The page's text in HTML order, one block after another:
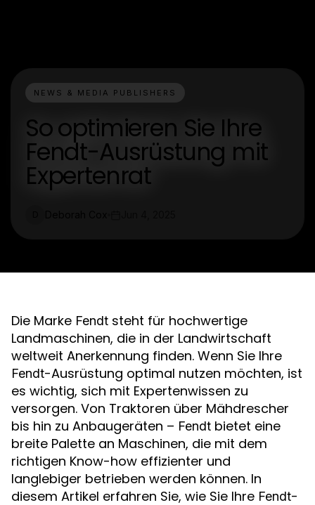
NEWS & MEDIA PUBLISHERS
So optimieren Sie Ihre
Fendt-Ausrüstung mit
Expertenrat
Die Marke Fendt steht für hochwertige
Landmaschinen, die in der Landwirtschaft
weltweit Anerkennung finden. Wenn Sie Ihre
Fendt-Ausrüstung optimal nutzen möchten, ist
es wichtig, sich mit Expertenwissen zu
versorgen. Von Traktoren über Mähdrescher
bis hin zu Anbaugeräten – Fendt bietet eine
breite Palette an Maschinen, die mit dem
richtigen Know-how effizienter und
langlebiger betrieben werden können. In
diesem Artikel erfahren Sie, wie Sie Ihre Fendt-